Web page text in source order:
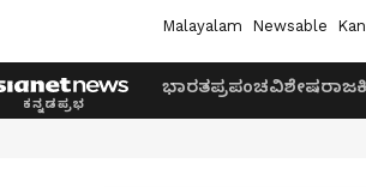
Malayalam Newsable
ಭಾರತಪ್ರಪಂಚವಿಶೇಷ